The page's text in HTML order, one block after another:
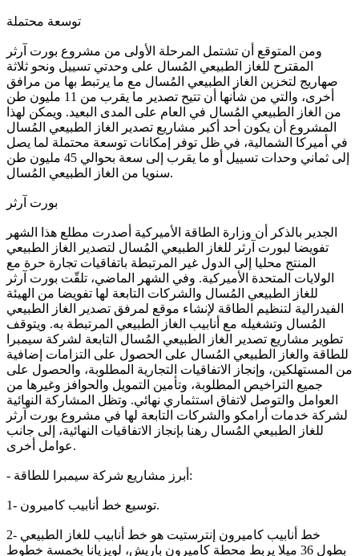
توسعة محتملة
ومن المتوقع أن تشتمل المرحلة الأولى من مشروع بورت آرثر
المقترح للغاز الطبيعي المُسال على وحدتي تسييل ونحو ثلاثة
صهاريج لتخزين الغاز الطبيعي المُسال مع ما يرتبط بها من مرافق
أخرى، والتي من شأنها أن تتيح تصدير ما يقرب من 11 مليون طن
من الغاز الطبيعي المُسال في العام على المدى البعيد. ويمكن لهذا
المشروع أن يكون أحد أكبر مشاريع تصدير الغاز الطبيعي المُسال
في أميركا الشمالية، في ظل توفر إمكانات توسعة محتملة لما يصل
إلى ثماني وحدات تسييل أو ما يقرب إلى سعة بحوالي 45 مليون طن
سنويا من الغاز الطبيعي المُسال.
بورت آرثر
الجدير بالذكر أن وزارة الطاقة الأميركية أصدرت مطلع هذا الشهر
تفويضا لبورت آرثر للغاز الطبيعي المُسال لتصدير الغاز الطبيعي
المنتج محليا إلى الدول غير المرتبطة باتفاقيات تجارة حرة مع
الولايات المتحدة الأميركية. وفي الشهر الماضي، تلقّت بورت آرثر
للغاز الطبيعي المُسال والشركات التابعة لها تفويضا من الهيئة
الفيدرالية لتنظيم الطاقة لإنشاء موقع لمرفق تصدير الغاز الطبيعي
المُسال وتشغيله مع أنابيب الغاز الطبيعي المرتبطة به. ويتوقف
تطوير مشاريع تصدير الغاز الطبيعي المُسال التابعة لشركة سيمبرا
للطاقة والغاز الطبيعي المُسال على الحصول على التزامات إضافية
من المستهلكين، وإنجاز الاتفاقيات التجارية المطلوبة، والحصول على
جميع التراخيص المطلوبة، وتأمين التمويل والحوافز وغيرها من
العوامل والتوصل لاتفاق استثماري نهائي. وتظل المشاركة النهائية
لشركة خدمات أرامكو والشركات التابعة لها في مشروع بورت آرثر
للغاز الطبيعي المُسال رهنا بإنجاز الاتفاقيات النهائية، إلى جانب
عوامل أخرى.
- أبرز مشاريع شركة سيمبرا للطاقة:
1- توسيع خط أنابيب كاميرون.
2- خط أنابيب كاميرون إنترستيت هو خط أنابيب للغاز الطبيعي
بطول 36 ميلا يربط محطة كاميرون باريش، لويزيانا بخمسة خطوط